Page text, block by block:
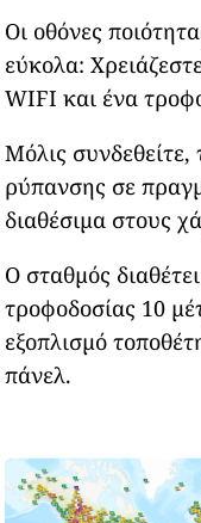
Οι οθόνες
εύκολα:
WIFI και ένα
Μόλις συνδεθείτε,
ρύπανσης σε
διαθέσιμα στους
Ο σταθμός
τροφοδοσίας 10
εξοπλισμό
πάνελ.